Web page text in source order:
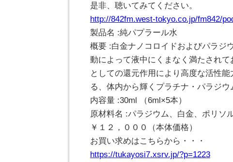
是非、聴いてみてください。
http://842fm.west-tokyo.co.jp/fm842/
製品名 :純パプラール水
概要 :白金ナノコロイドおよびパラジ
動によって液中にくまなく満たされ
としての還元作用により高度な活性
る、体内から輝くプラチナ・パラジウ
内容量 :30ml （6ml×5本）
原材料名 :パラジウム、白金、ポリソ
￥１２，０００（本体価格）
お買い求めはこちらから・・・
https://tukayosi7.xsrv.jp/?p=1223